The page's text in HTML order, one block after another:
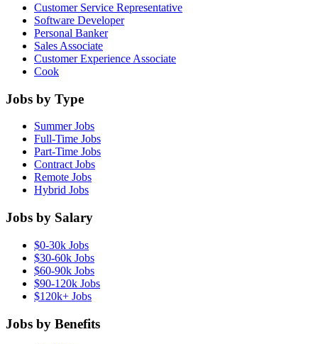
Customer Service Representative
Software Developer
Personal Banker
Sales Associate
Customer Experience Associate
Cook
Jobs by Type
Summer Jobs
Full-Time Jobs
Part-Time Jobs
Contract Jobs
Remote Jobs
Hybrid Jobs
Jobs by Salary
$0-30k Jobs
$30-60k Jobs
$60-90k Jobs
$90-120k Jobs
$120k+ Jobs
Jobs by Benefits